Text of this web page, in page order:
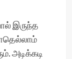
இருந்த
அடிக்கடி